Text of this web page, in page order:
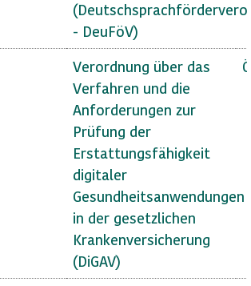
- DeuFöV)
Verordnung über das
Verfahren und die
Anforderungen zur
Prüfung der
Erstattungsfähigkeit
digitaler
Gesundheitsanwendungen
in der gesetzlichen
Krankenversicherung
(DiGAV)